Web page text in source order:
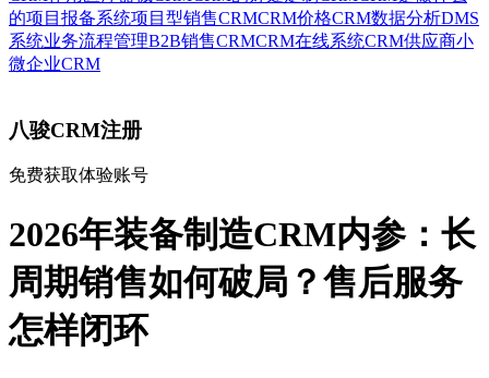
的项目报备系统项目型销售CRMCRM价格CRM数据分析DMS
系统业务流程管理B2B销售CRMCRM在线系统CRM供应商小
微企业CRM
八骏CRM注册
免费获取体验账号
2026年装备制造CRM内参：长
周期销售如何破局？售后服务
怎样闭环